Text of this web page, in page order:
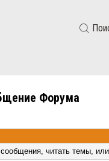
Форума
читать темы,